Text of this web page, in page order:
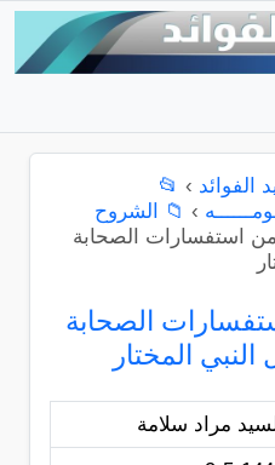
الفوائد ›
📂
› 📁 الشروح
من استفسارات الصحابة
الصحابة
المختار
مراد سلامة